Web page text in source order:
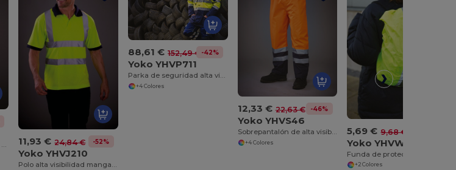
Chaleco reversible de alta visibilidad 11,93 € 24,84 € -52%
Yoko YHVJ210
Polo alta visibilidad manga corta
88,61 € 152,49 € -42%
Yoko YHVP711
Parka de seguridad alta visibilidad 7 en 1
+4 Colores
12,33 € 22,63 € -46%
Yoko YHVS46
Sobrepantalón de alta visibilidad impermeable
+4 Colores
5,69 € 9,68 €
Yoko YHVW068
+2 Colores